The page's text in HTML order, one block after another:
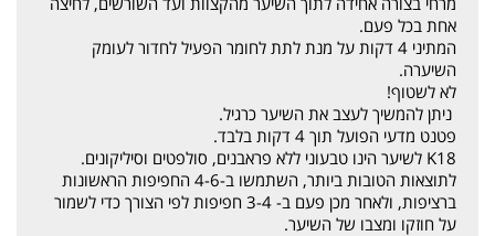
אחת בכל פעם.
המתיני 4 דקות על מנת לתת לחומר הפעיל לחדור לעומק
השיערה.
לא לשטוף!
ניתן להמשיך לעצב את השיער כרגיל.
פטנט מדעי הפועל תוך 4 דקות בלבד.
K18 לשיער הינו טבעוני ללא פראבנים, סולפטים וסיליקונים.
לתוצאות הטובות ביותר, השתמשו ב-4-6 החפיפות הראשונות
ברציפות, ולאחר מכן פעם ב- 3-4 חפיפות לפי הצורך כדי לשמור
על חוזקו ומצבו של השיער.